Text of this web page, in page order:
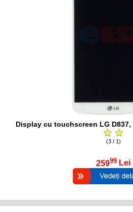
Display cu touchscreen LG D837,
(3 / 1)
25999 Lei